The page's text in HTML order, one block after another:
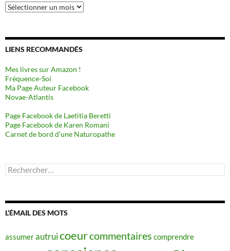
Archives
LIENS RECOMMANDÉS
Mes livres sur Amazon !
Fréquence-Soi
Ma Page Auteur Facebook
Novae-Atlantis
Page Facebook de Laetitia Beretti
Page Facebook de Karen Romani
Carnet de bord d’une Naturopathe
Rechercher :
L’ÉMAIL DES MOTS
assumerautruicoeurcommentaires comprendre